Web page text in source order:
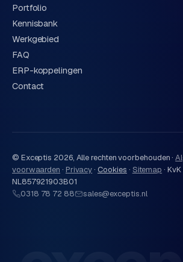
Portfolio
Kennisbank
Werkgebied
FAQ
ERP-koppelingen
Contact
© Exceptis 2026, Alle rechten voorbehouden ·
voorwaarden · Privacy· Cookies · Sitemap · KvK
NL857921903B01
0318 78 72 88
sales@exceptis.nl